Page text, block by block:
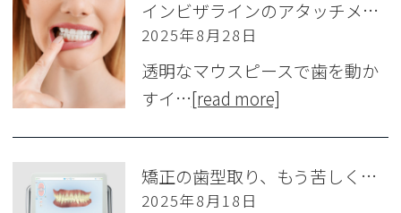
インビザラインのアタッチメントとは？ 取れたらどうする？
2025年8月28日
透明なマウスピースで歯を動か
すイ…[read more]
矯正の歯型取り、もう苦しくない！ 口腔内スキャナー「iTero」のメリット
2025年8月18日